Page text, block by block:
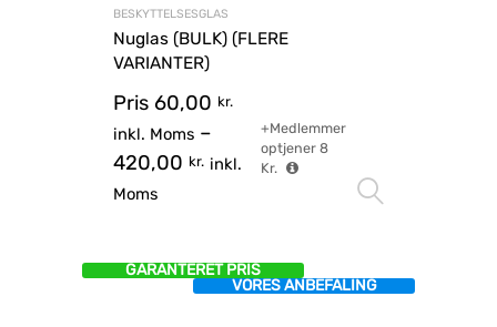
BESKYTTELSESGLAS
Nuglas (BULK) (FLERE
VARIANTER)
Pris 60,00 kr.
inkl. Moms –
420,00 kr. inkl.
Moms
+Medlemmer
optjener 8
Kr.
GARANTERET PRIS
VORES ANBEFALING